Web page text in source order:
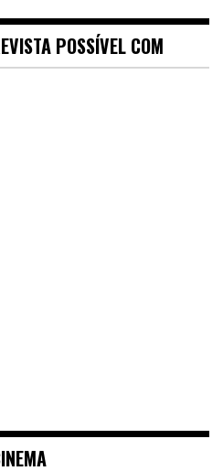
POSSÍVEL COM